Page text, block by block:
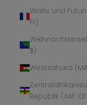
Wallis und
Fr)
Weihnachtsinsel
$)
Republik (XAF